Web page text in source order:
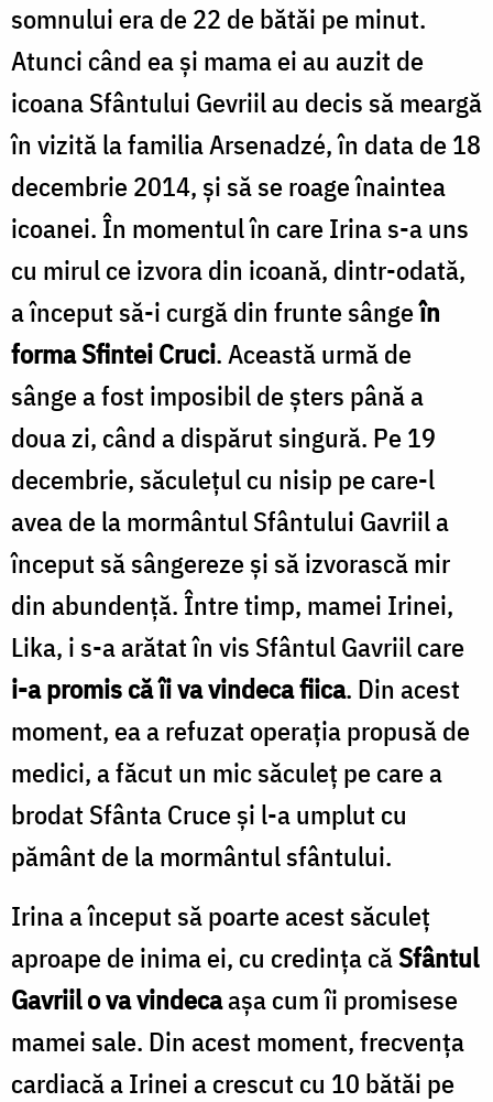
somnului era de 22 de bătăi pe minut.
Atunci când ea și mama ei au auzit de
icoana Sfântului Gevriil au decis să meargă
în vizită la familia Arsenadzé, în data de 18
decembrie 2014, și să se roage înaintea
icoanei. În momentul în care Irina s-a uns
cu mirul ce izvora din icoană, dintr-odată,
a început să-i curgă din frunte sângeîn
forma Sfintei Cruci. Această urmă de
sânge a fost imposibil de șters până a
doua zi, când a dispărut singură. Pe 19
decembrie, săculețul cu nisip pe care-l
avea de la mormântul Sfântului Gavriil a
început să sângereze și să izvorască mir
din abundență. Între timp, mamei Irinei,
Lika, i s-a arătat în vis Sfântul Gavriil care
i-a promis că îi va vindeca fiica. Din acest
moment, ea a refuzat operația propusă de
medici, a făcut un mic săculeț pe care a
brodat Sfânta Cruce și l-a umplut cu
pământ de la mormântul sfântului.
Irina a început să poarte acest săculeț
aproape de inima ei, cu credința căSfântul
Gavriil o va vindecaașa cum îi promisese
mamei sale. Din acest moment, frecvența
cardiacă a Irinei a crescut cu 10 bătăi pe